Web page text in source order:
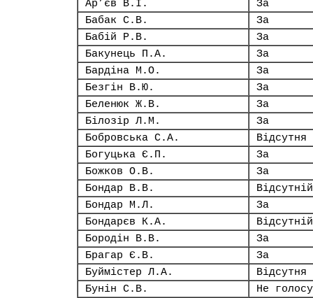
Ар’єв В.І.
За
Бабак С.В.
За
Бабій Р.В.
За
Бакунець П.А.
За
Бардіна М.О.
За
Безгін В.Ю.
За
Беленюк Ж.В.
За
Білозір Л.М.
За
Бобровська С.А.
Відсутня
Богуцька Є.П.
За
Божков О.В.
За
Бондар В.В.
Відсутній
Бондар М.Л.
За
Бондарєв К.А.
Відсутній
Бородін В.В.
За
Брагар Є.В.
За
Буймістер Л.А.
Відсутня
Бунін С.В.
Не